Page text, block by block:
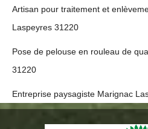
Artisan pour traitement et
Laspeyres 31220
Pose de pelouse en rouleau de
31220
Entreprise paysagiste Marignac